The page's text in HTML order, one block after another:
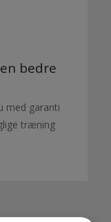
bedre
med garanti
træning